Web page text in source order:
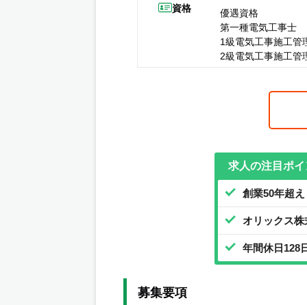
資格
優遇資格
第一種電気工事士
1級電気工事施工管
2級電気工事施工管
求人の注目ポ
創業50年超え
オリックス
年間休日128
募集要項